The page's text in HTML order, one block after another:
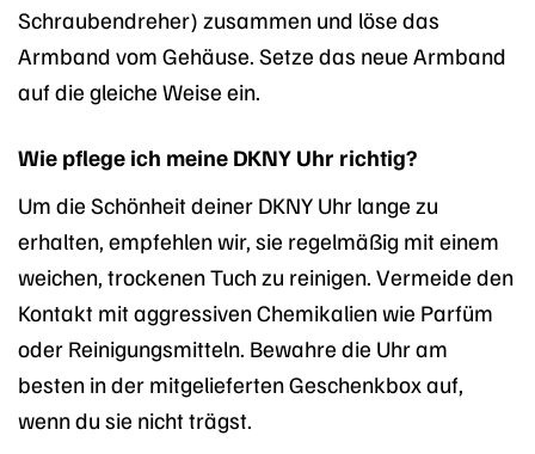
Schraubendreher) zusammen und löse das
Armband vom Gehäuse. Setze das neue Armband
auf die gleiche Weise ein.
Wie pflege ich meine DKNY Uhr richtig?
Um die Schönheit deiner DKNY Uhr lange zu
erhalten, empfehlen wir, sie regelmäßig mit einem
weichen, trockenen Tuch zu reinigen. Vermeide den
Kontakt mit aggressiven Chemikalien wie Parfüm
oder Reinigungsmitteln. Bewahre die Uhr am
besten in der mitgelieferten Geschenkbox auf,
wenn du sie nicht trägst.